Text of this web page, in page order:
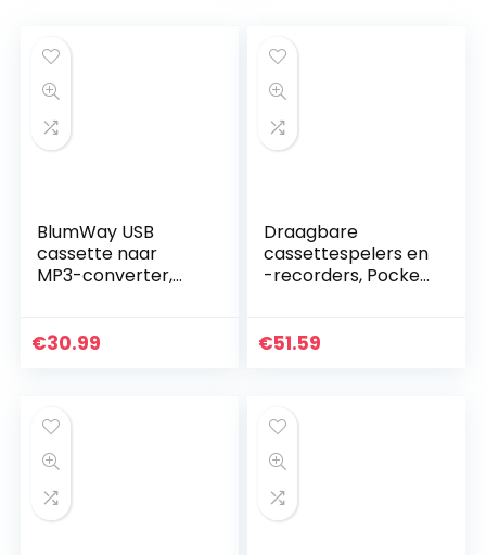
BlumWay USB
cassette naar
MP3-converter,
digitale
met hoofdtelefoon
en draagtas
(PC000249)
€30.99
Draagbare
cassettespelers en
-recorders, Pocket
USB-flashstation
Walkman met 1 Paif
hoofdtelefoon
€51.59